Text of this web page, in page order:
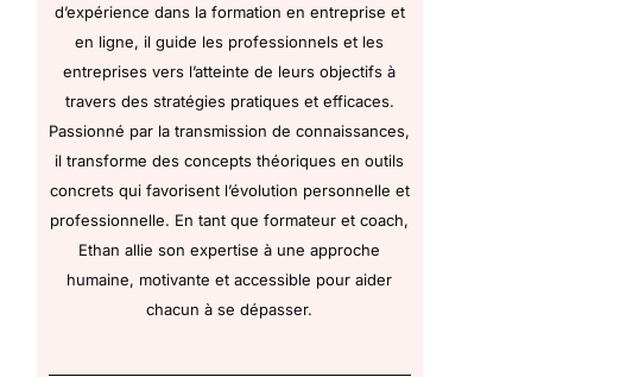
d’expérience dans la formation en entreprise et
en ligne, il guide les professionnels et les
entreprises vers l’atteinte de leurs objectifs à
travers des stratégies pratiques et efficaces.
Passionné par la transmission de connaissances,
il transforme des concepts théoriques en outils
concrets qui favorisent l’évolution personnelle et
professionnelle. En tant que formateur et coach,
Ethan allie son expertise à une approche
humaine, motivante et accessible pour aider
chacun à se dépasser.